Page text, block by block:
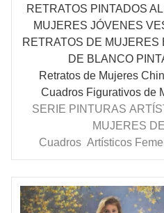
RETRATOS PINTADOS
MUJERES JÓVENES
RETRATOS DE
DE BLANCO
Retratos de Mujeres
Cuadros Figurativos de
SERIE PINTURAS
MUJERES
Cuadros Artísticos